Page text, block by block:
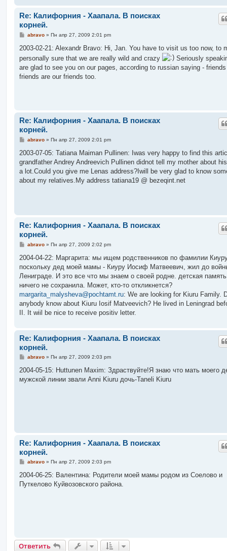
Re: Калифорния - Хаапала. В поисках
корней.
С
о
щ
н
и
abravo» Пн апр 27, 2009 2:01 pm
2003-02-21: Alexandr Bravo: Hi, Jan. You have to visit us too now, to
personally sure that we are really wild and crazy
Seriously
are glad to see you on our pages, according to russian saying -
friends are our friends too.
Re: Калифорния - Хаапала. В поисках
корней.
С
о
щ
е
и
abravo» Пн апр 27, 2009 2:01 pm
2003-07-05: Tatiana Maiman Pullinen: Iwas very happy to find this
grandfather Andrey Andreevich Pullinen didnot tell my mother about
a lot.Could you give me Lenas address?Iwill be very glad to know
about my relatives.My address tatiana19 @ bezeqint.net
Re: Калифорния - Хаапала. В поисках
корней.
С
о
щ
е
и
е
abravo» Пн апр 27, 2009 2:02 pm
2004-04-22: Маргарита: мы ищем родственников по фамилии
поскольку дед моей мамы - Киуру Иосиф Матвеевич, жил до
Лениграде. И это все что мы знаем о своей родне. детская
ничего не сохранила. Может, кто-то откликнется?
margarita_malysheva@pochtamt.ru: We are looking for Kiuru Family.
anybody know about Kiuru Iosif Matveevich? He lived in Leningrad
II. It wiil be nice to receive positiv letter.
Re: Калифорния - Хаапала. В поисках
корней.
С
о
щ
abravo» Пн апр 27, 2009 2:03 pm
2004-05-15: Huttunen Maxim: Здраствуйте!Я знаю что мать моего
мужской линии звали Anni Kiuru дочь-Taneli Kiuru
Re: Калифорния - Хаапала. В поисках
корней.
С
о
щ
abravo» Пн апр 27, 2009 2:03 pm
2004-06-25: Валентина: Родители моей мамы родом из Соелово и
Путкелово Куйвозовского района.
Ответить